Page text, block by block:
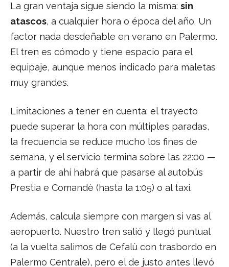
La gran ventaja sigue siendo la misma: sin
atascos, a cualquier hora o época del año. Un
factor nada desdeñable en verano en Palermo.
El tren es cómodo y tiene espacio para el
equipaje, aunque menos indicado para maletas
muy grandes.
Limitaciones a tener en cuenta: el trayecto
puede superar la hora con múltiples paradas,
la frecuencia se reduce mucho los fines de
semana, y el servicio termina sobre las 22:00 —
a partir de ahí habrá que pasarse al autobús
Prestia e Comandè (hasta la 1:05) o al taxi.
Además, calcula siempre con margen si vas al
aeropuerto. Nuestro tren salió y llegó puntual
(a la vuelta salimos de Cefalù con trasbordo en
Palermo Centrale), pero el de justo antes llevó